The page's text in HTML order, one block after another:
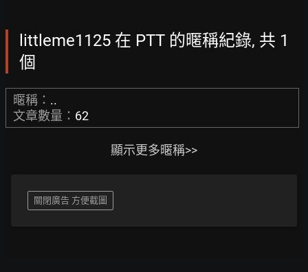
littleme1125 在 PTT 的暱稱紀錄, 共 1
個
暱稱： ..
文章數量： 62
顯示更多暱稱>>
關閉廣告 方便截圖